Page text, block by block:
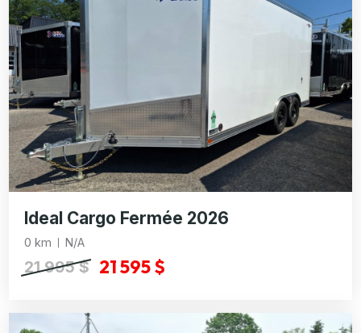
Ideal Cargo Fermée 2026
0 km N/A
21 995 $ 21 595 $